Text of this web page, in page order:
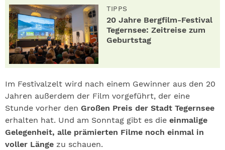
TIPPS
20 Jahre Bergfilm-Festival
Tegernsee: Zeitreise zum
Geburtstag
Im Festivalzelt wird nach einem Gewinner aus den 20
Jahren außerdem der Film vorgeführt, der eine
Stunde vorher den Großen Preis der Stadt Tegernsee
erhalten hat. Und am Sonntag gibt es die einmalige
Gelegenheit, alle prämierten Filme noch einmal in
voller Länge zu schauen.